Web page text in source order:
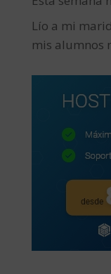
Lío a mi
mis alumnos